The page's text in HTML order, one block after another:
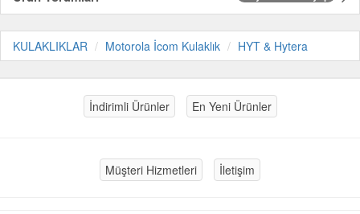
KULAKLIKLAR Motorola İcom Kulaklık HYT & Hytera
İndirimli Ürünler En Yeni Ürünler
Müşteri Hizmetleri İletişim